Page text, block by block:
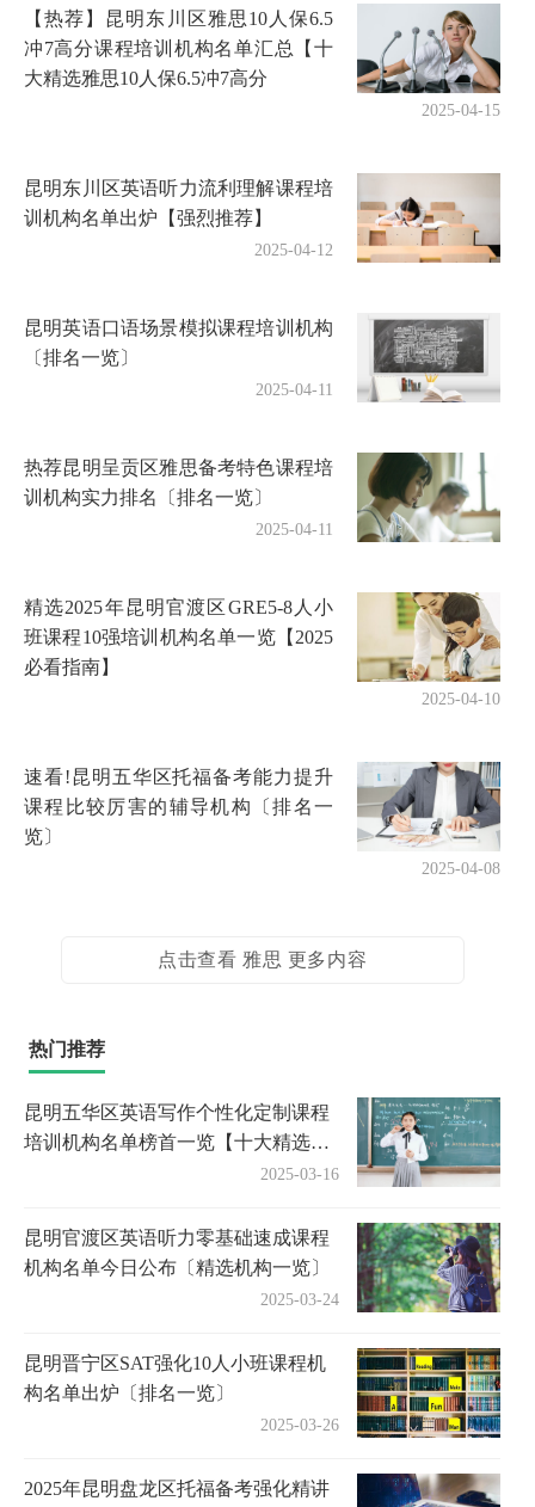
【热荐】昆明东川区雅思10人保6.5
冲7高分课程培训机构名单汇总【十
大精选雅思10人保6.5冲7高分
2025-04-15
昆明东川区英语听力流利理解课程培
训机构名单出炉【强烈推荐】
2025-04-12
昆明英语口语场景模拟课程培训机构
〔排名一览〕
2025-04-11
热荐昆明呈贡区雅思备考特色课程培
训机构实力排名〔排名一览〕
2025-04-11
精选2025年昆明官渡区GRE5-8人小
班课程10强培训机构名单一览【2025
必看指南】
2025-04-10
速看!昆明五华区托福备考能力提升
课程比较厉害的辅导机构〔排名一
览〕
2025-04-08
点击查看 雅思 更多内容
热门推荐
昆明五华区英语写作个性化定制课程
培训机构名单榜首一览【十大精选英
语写作个性化定制课程机构】2025-03-16
昆明官渡区英语听力零基础速成课程
机构名单今日公布〔精选机构一览〕
2025-03-24
昆明晋宁区SAT强化10人小班课程机
构名单出炉〔排名一览〕
2025-03-26
2025年昆明盘龙区托福备考强化精讲